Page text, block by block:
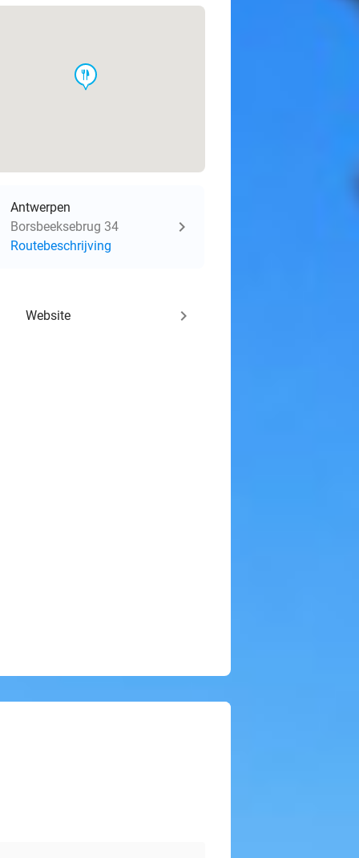
food
Antwerpen
Borsbeeksebrug 34
Routebeschrijving
Website keyboard_arrow_right